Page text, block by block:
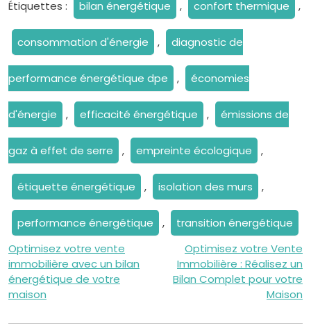
Étiquettes : bilan énergétique , confort thermique ,
consommation d'énergie , diagnostic de
performance énergétique dpe , économies
d'énergie , efficacité énergétique , émissions de
gaz à effet de serre , empreinte écologique ,
étiquette énergétique , isolation des murs ,
performance énergétique , transition énergétique
Navigation
de
l’article
Optimisez votre vente
immobilière avec un bilan
énergétique de votre
maison
Optimisez votre Vente
Immobilière : Réalisez un
Bilan Complet pour votre
Maison